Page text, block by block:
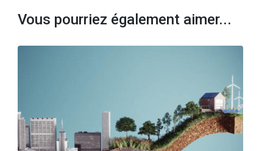
Vous pourriez également aimer...